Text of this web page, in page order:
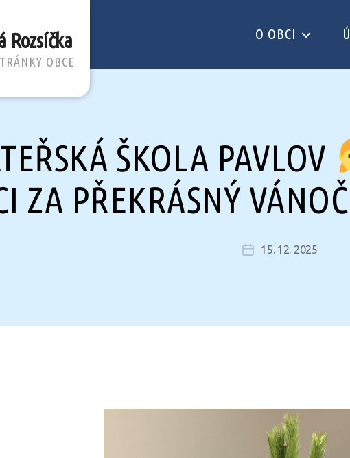
Rozsíčka
OBCE
O OBCI
ŠKOLA PAVLOV
ZA PŘEKRÁSNÝ
Datum
15. 12. 2025